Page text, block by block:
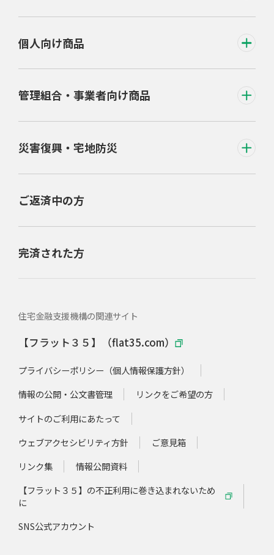
個人向け商品
管理組合・事業者向け商品
災害復興・宅地防災
ご返済中の方
完済された方
住宅金融支援機構の関連サイト
【フラット３５】（flat35.com）
プライバシーポリシー（個人情報保護方針）
情報の公開・公文書管理
リンクをご希望の方
サイトのご利用にあたって
ウェブアクセシビリティ方針
ご意見箱
リンク集
情報公開資料
【フラット３５】の不正利用に巻き込まれないため
に
SNS公式アカウント